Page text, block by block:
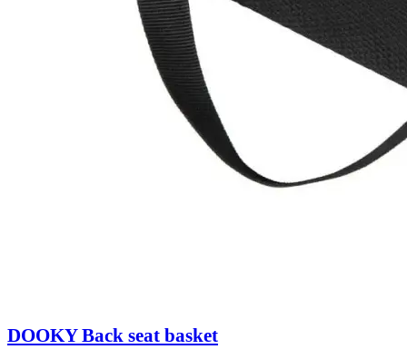
DOOKY Back seat basket